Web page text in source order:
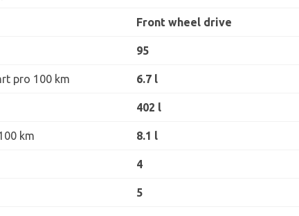
Front wheel drive
95
pro 100 km 6.7 l
402 l
km 8.1 l
4
5